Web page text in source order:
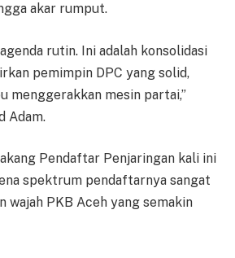
akar rumput.
rutin. Ini adalah konsolidasi
pemimpin DPC yang solid,
menggerakkan mesin partai,”
Adam.
Pendaftar Penjaringan kali ini
spektrum pendaftarnya sangat
wajah PKB Aceh yang semakin